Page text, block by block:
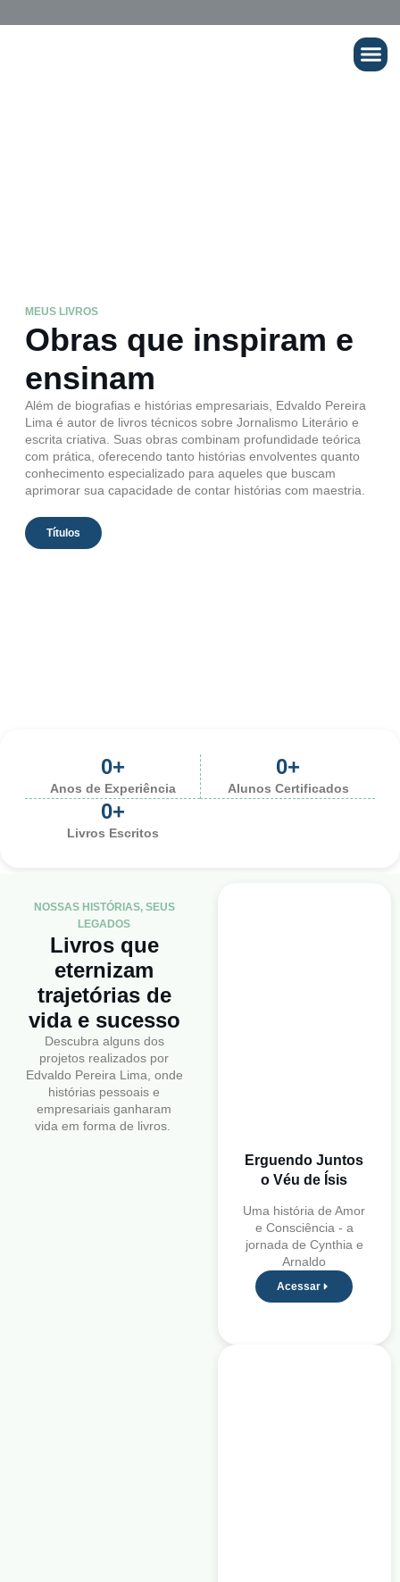
MEUS LIVROS
Obras que inspiram e
ensinam
Além de biografias e histórias empresariais, Edvaldo Pereira
Lima é autor de livros técnicos sobre Jornalismo Literário e
escrita criativa. Suas obras combinam profundidade teórica
com prática, oferecendo tanto histórias envolventes quanto
conhecimento especializado para aqueles que buscam
aprimorar sua capacidade de contar histórias com maestria.
Títulos
Anos de Experiência
0+
Alunos Certificados
0+
Livros Escritos
0+
NOSSAS HISTÓRIAS, SEUS
LEGADOS
Livros que
eternizam
trajetórias de
vida e sucesso
Descubra alguns dos
projetos realizados por
Edvaldo Pereira Lima, onde
histórias pessoais e
empresariais ganharam
vida em forma de livros.
Erguendo Juntos
o Véu de Ísis
Uma história de Amor
e Consciência - a
jornada de Cynthia e
Arnaldo
Acessar